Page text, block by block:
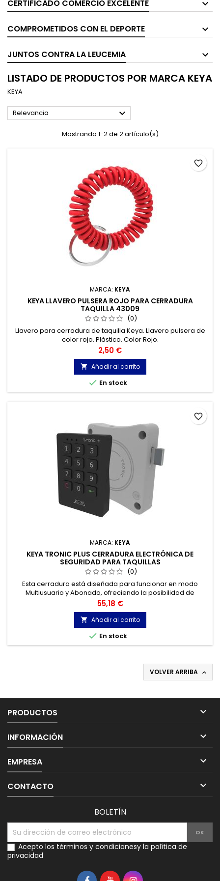
CERTIFICADO COMERCIO EXCELENTE
COMPROMETIDOS CON EL DEPORTE
JUNTOS CONTRA LA LEUCEMIA
LISTADO DE PRODUCTOS POR MARCA KEYA
KEYA
Relevancia 
Mostrando 1-2 de 2 artículo(s)
MARCA: KEYA
KEYA LLAVERO PULSERA ROJO PARA CERRADURA
TAQUILLA 43009
(0)
Llavero para cerradura de taquilla Keya. Llavero pulsera de
color rojo. Plástico. Color Rojo.
Precio
2,50 €
 Añadir al carrito
 En stock
favorite_border
MARCA: KEYA
KEYA TRONIC PLUS CERRADURA ELECTRÓNICA DE
SEGURIDAD PARA TAQUILLAS
(0)
Esta cerradura está diseñada para funcionar en modo
Multiusuario y Abonado, ofreciendo la posibilidad de
gestionar dinámicamente zonas de taquillas manteniendo
una total seguridad con su código maestro / inspección.
Precio
55,18 €
 Añadir al carrito
 En stock
favorite_border
VOLVER ARRIBA 
PRODUCTOS 
INFORMACIÓN 
EMPRESA 
CONTACTO 
BOLETÍN
Acepto los términos y condicionesy la política de
privacidad